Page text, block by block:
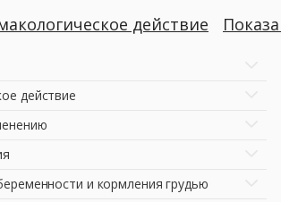
действие
действие
и кормления грудью